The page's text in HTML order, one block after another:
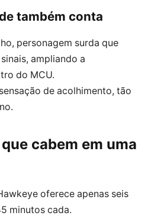
também conta
personagem surda que
ampliando a
do MCU.
de acolhimento, tão
cabem em uma
oferece apenas seis
minutos cada.